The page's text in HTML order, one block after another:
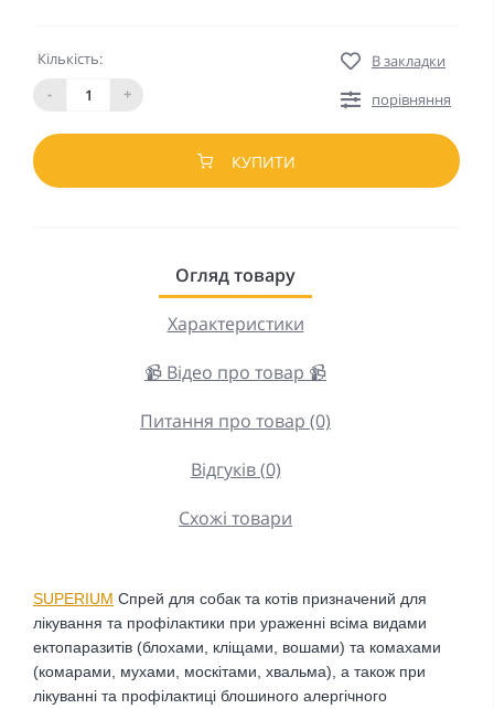
Кількість:
-
+
В закладки
порівняння
КУПИТИ
Огляд товару
Характеристики
📹 Відео про товар 📹
Питання про товар (0)
Відгуків (0)
Схожі товари
SUPERIUM Спрей для собак та котів призначений для
лікування та профілактики при ураженні всіма видами
ектопаразитів (блохами, кліщами, вошами) та комахами
(комарами, мухами, москітами, хвальма), а також при
лікуванні та профілактиці блошиного алергічного